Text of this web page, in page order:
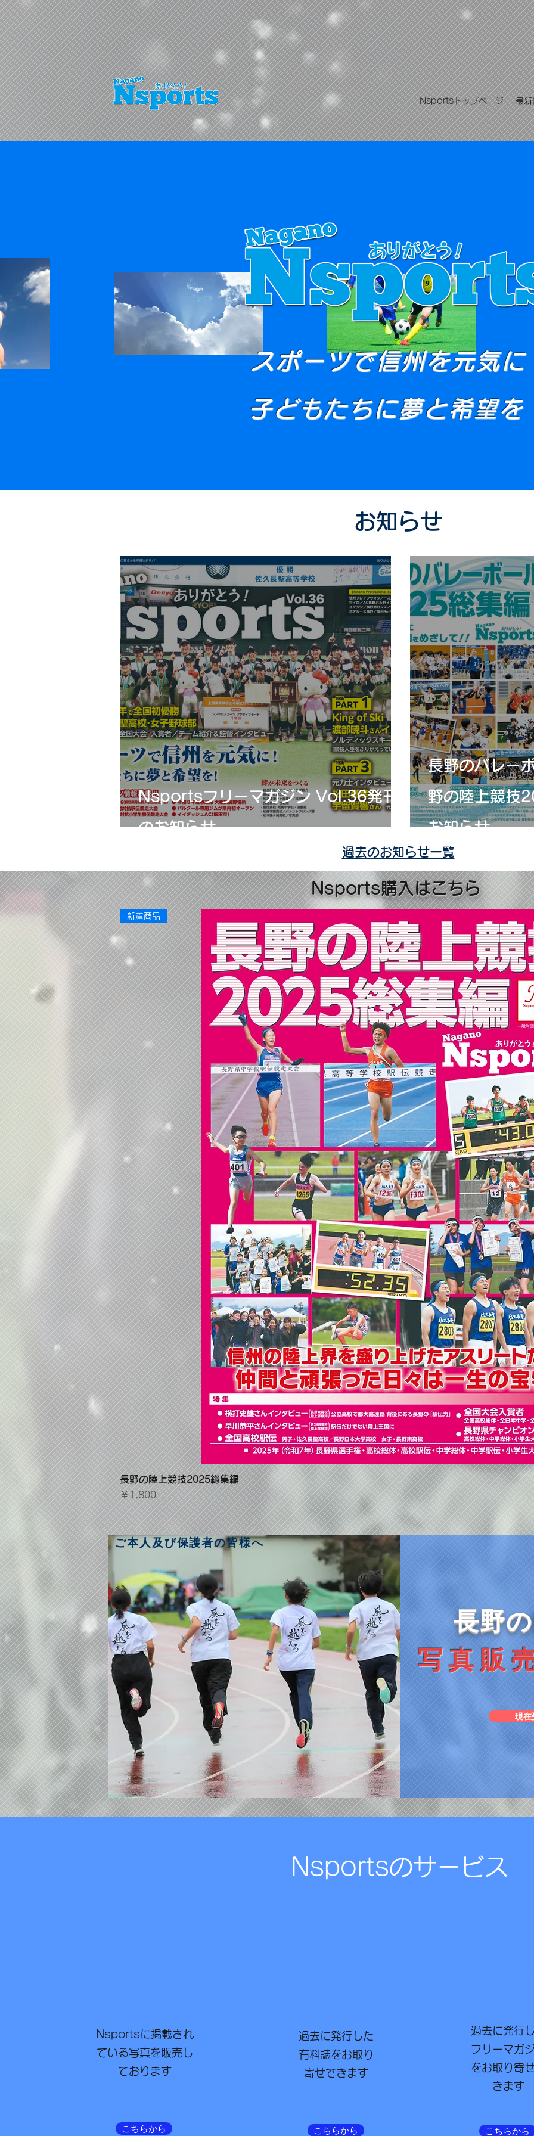
Nsportsトップページ 最新
スポーツで信州を元気に
子どもたちに夢と希望
お知らせ
Nsportsフリーマガジン Vol.36発刊
のお知らせ
長野のバレー
野の陸上競技
お知らせ
過去のお知らせ一覧
Nsports​購入はこちら
クイックビュー
新着商品
長野の陸上競技2025総集編
価格
￥1,800
ご本人及び保護者の皆様へ
長野
写真販
現在
Nsportsのサービス
Nsportsに掲載され
ている写真を販売し
ております
こちらから
​過去に発行した
有料誌をお取り
寄せできます
こちらから
過去に発行
フリーマガ
をお取り寄
きます
こちらから